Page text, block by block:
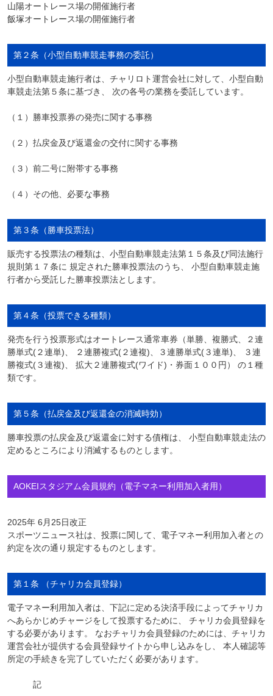
山陽オートレース場の開催施行者
飯塚オートレース場の開催施行者
第２条（小型自動車競走事務の委託）
小型自動車競走施行者は、チャリロト運営会社に対して、小型自動
車競走法第５条に基づき、 次の各号の業務を委託しています。
（１）勝車投票券の発売に関する事務
（２）払戻金及び返還金の交付に関する事務
（３）前二号に附帯する事務
（４）その他、必要な事務
第３条（勝車投票法）
販売する投票法の種類は、小型自動車競走法第１５条及び同法施行
規則第１７条に 規定された勝車投票法のうち、 小型自動車競走施
行者から受託した勝車投票法とします。
第４条（投票できる種類）
発売を行う投票形式はオートレース通常車券（単勝、複勝式、２連
勝単式(２連単)、 ２連勝複式(２連複)、３連勝単式(３連単)、 ３連
勝複式(３連複)、 拡大２連勝複式(ワイド)・券面１００円） の１種
類です。
第５条（払戻金及び返還金の消滅時効）
勝車投票の払戻金及び返還金に対する債権は、 小型自動車競走法の
定めるところにより消滅するものとします。
AOKEIスタジアム会員規約（電子マネー利用加入者用）
2025年 6月25日改正
スポーツニュース社は、投票に関して、電子マネー利用加入者との
約定を次の通り規定するものとします。
第１条 （チャリカ会員登録）
電子マネー利用加入者は、下記に定める決済手段によってチャリカ
へあらかじめチャージをして投票するために、 チャリカ会員登録を
する必要があります。 なおチャリカ会員登録のためには、チャリカ
運営会社が提供する会員登録サイトから申し込みをし、 本人確認等
所定の手続きを完了していただく必要があります。
記